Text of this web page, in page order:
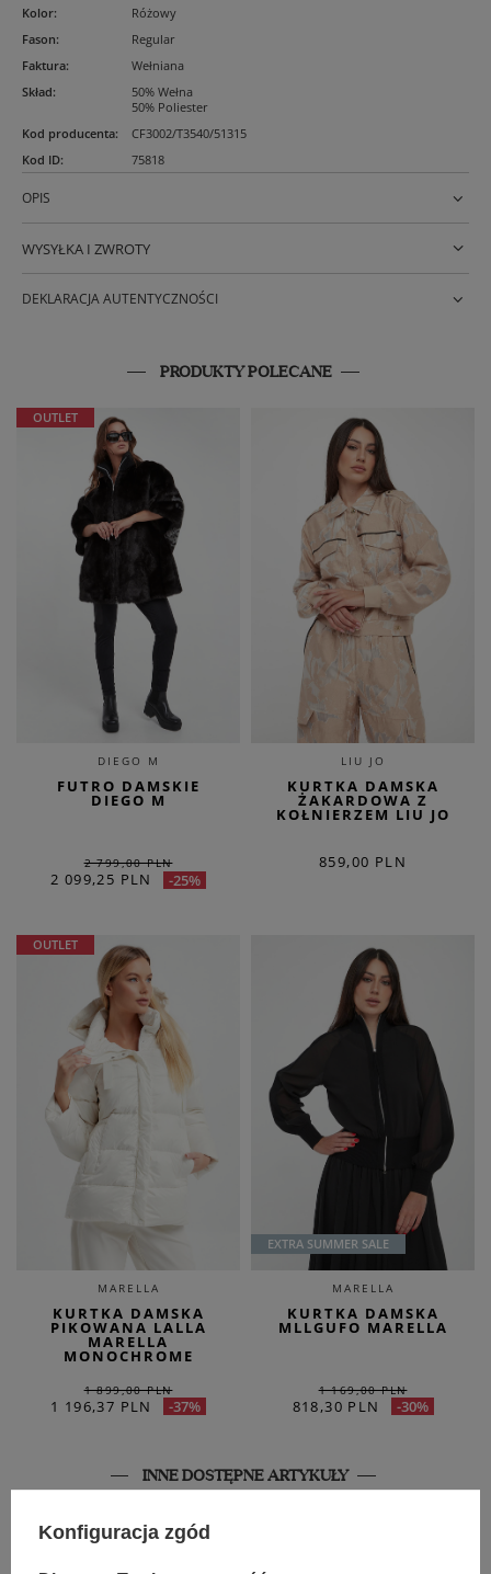
Kolor:
Różowy
Fason:
Regular
Faktura:
Wełniana
Skład:
50% Wełna
50% Poliester
Kod producenta:
CF3002/T3540/51315
Kod ID: 75818
OPIS
WYSYŁKA I ZWROTY
DEKLARACJA AUTENTYCZNOŚCI
PRODUKTY POLECANE
OUTLET
DIEGO M
FUTRO DAMSKIE
DIEGO M
2 799,00 PLN
2 099,25 PLN -25%
LIU JO
KURTKA DAMSKA
ŻAKARDOWA Z
KOŁNIERZEM LIU JO
859,00 PLN
OUTLET
MARELLA
KURTKA DAMSKA
PIKOWANA LALLA
MARELLA
MONOCHROME
1 899,00 PLN
1 196,37 PLN -37%
EXTRA SUMMER SALE
MARELLA
KURTKA DAMSKA
MLLGUFO MARELLA
1 169,00 PLN
818,30 PLN -30%
INNE DOSTĘPNE ARTYKUŁY
Konfiguracja zgód